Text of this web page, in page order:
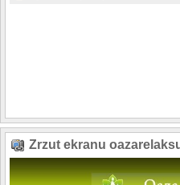
Zrzut ekranu